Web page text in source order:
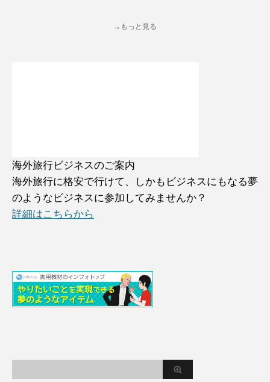
→もっと見る
海外旅行ビジネスのご案内
海外旅行に格安で行けて、しかもビジネスにもなる夢
のようなビジネスに参加してみませんか？
詳細はこちらから